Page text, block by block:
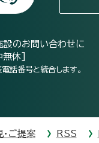
設のお問い合わせに
休]
番号と統合します。
ご提案 RSS